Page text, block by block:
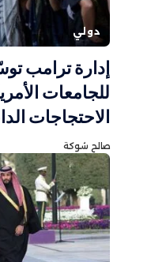
دولي
إدارة ترامب
للجامعات
الاحتجاجات
صالح شوكة